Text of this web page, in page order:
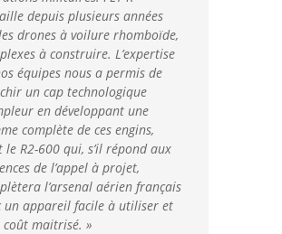
depuis plusieurs années
drones à voilure rhomboïde,
à construire. L’expertise
équipes nous a permis de
un cap technologique
en développant une
complète de ces engins,
le R2-600 qui, s’il répond aux
de l’appel à projet,
l’arsenal aérien français
un appareil facile à utiliser et
coût maitrisé. »